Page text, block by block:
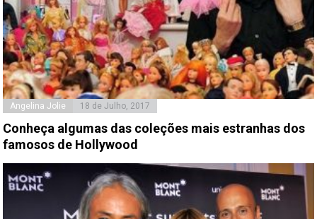
Angelina Jolie 18 de Julho, 2017
Conheça algumas das coleções mais estranhas dos
famosos de Hollywood